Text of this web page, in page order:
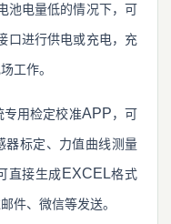
池电量低的情况下，可
口进行供电或充电，充
工作。
专用检定校准APP ，可
器标定、力值曲线测量
直接生成 EXCEL格式
件、微信等发送。